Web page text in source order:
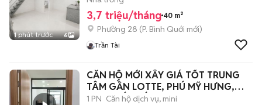
1 phút trước 6
3,7 triệu/tháng 40 m²
Phường 28 (P. Bình Quới mới)
Trần Tài
CĂN HỘ MỚI XÂY GIÁ TỐT TRUNG
TÂM GẦN LOTTE, PHÚ MỸ HƯNG,
KHU CHẾ XUẤT
1 PN Căn hộ dịch vụ, mini